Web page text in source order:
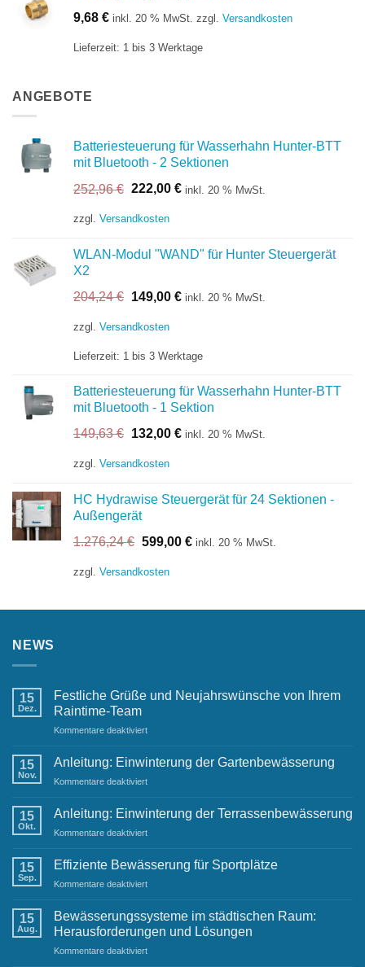
9,68 € inkl. 20 % MwSt. zzgl. Versandkosten
Lieferzeit: 1 bis 3 Werktage
ANGEBOTE
Batteriesteuerung für Wasserhahn Hunter-BTT
mit Bluetooth - 2 Sektionen
252,96€ Ursprünglicher
war:
222,00 €Aktueller
inkl. 20 % MwSt.
zzgl. Versandkosten
WLAN-Modul "WAND" für Hunter Steuergerät
X2
204,24€ Ursprünglicher
war:
149,00 €Aktueller
inkl. 20 % MwSt.
zzgl. Versandkosten
Lieferzeit: 1 bis 3 Werktage
Batteriesteuerung für Wasserhahn Hunter-BTT
mit Bluetooth - 1 Sektion
149,63€ Ursprünglicher
war:
132,00 €Aktueller
inkl. 20 % MwSt.
zzgl. Versandkosten
HC Hydrawise Steuergerät für 24 Sektionen -
Außengerät
1.276,24€ Ursprünglicher
war:
599,00 €Aktueller
inkl. 20 % MwSt.
zzgl. Versandkosten
NEWS
15
Dez.
Festliche Grüße und Neujahrswünsche von Ihrem
Raintime-Team
Kommentare deaktiviertfür
Grüße
Neujahrswünsche
Ihrem
15
Nov.
Anleitung: Einwinterung der Gartenbewässerung
Kommentare deaktiviertfür
Einwinterung
Gartenbewässerung
15
Okt.
Anleitung: Einwinterung der Terrassenbewässerung
Kommentare deaktiviertfür
Einwinterung
Terrassenbewässerung
15
Sep.
Effiziente Bewässerung für Sportplätze
Kommentare deaktiviertfür
Bewässerung
für
Sportplätze
15
Aug.
Bewässerungssysteme im städtischen Raum:
Herausforderungen und Lösungen
Kommentare deaktiviertfür